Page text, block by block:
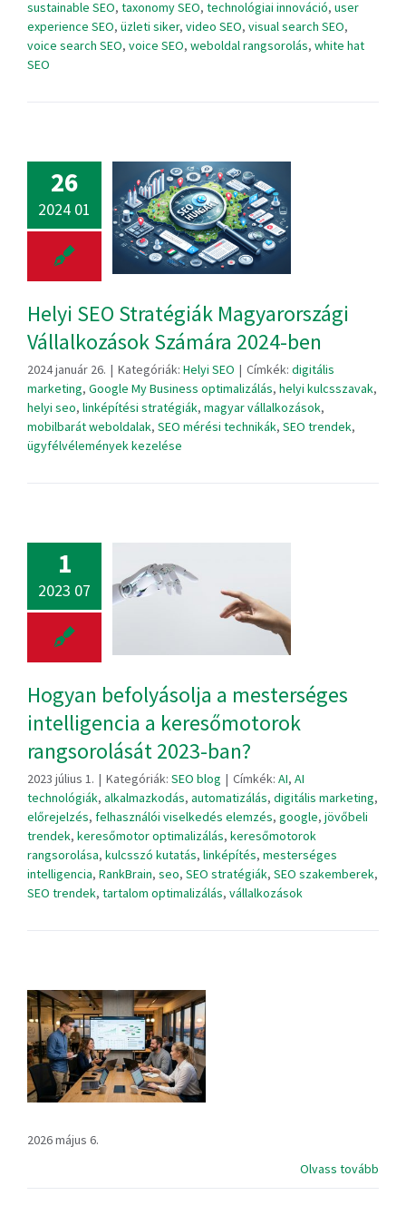
sustainable SEO, taxonomy SEO, technológiai innováció, user
experience SEO, üzleti siker, video SEO, visual search SEO,
voice search SEO, voice SEO, weboldal rangsorolás, white hat
SEO
26
2024 01
Helyi SEO Stratégiák Magyarországi
Vállalkozások Számára 2024-ben
2024 január 26. | Kategóriák: Helyi SEO | Címkék: digitális
marketing, Google My Business optimalizálás, helyi kulcsszavak,
helyi seo, linképítési stratégiák, magyar vállalkozások,
mobilbarát weboldalak, SEO mérési technikák, SEO trendek,
ügyfélvélemények kezelése
1
2023 07
Hogyan befolyásolja a mesterséges
intelligencia a keresőmotorok
rangsorolását 2023-ban?
2023 július 1. | Kategóriák: SEO blog | Címkék: AI, AI
technológiák, alkalmazkodás, automatizálás, digitális marketing,
előrejelzés, felhasználói viselkedés elemzés, google, jövőbeli
trendek, keresőmotor optimalizálás, keresőmotorok
rangsorolása, kulcsszó kutatás, linképítés, mesterséges
intelligencia, RankBrain, seo, SEO stratégiák, SEO szakemberek,
SEO trendek, tartalom optimalizálás, vállalkozások
2026 május 6.
Olvass tovább